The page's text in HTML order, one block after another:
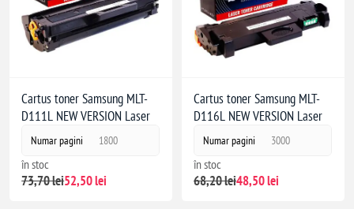
Cartus toner Samsung MLT-
D111L NEW VERSION Laser
Numar pagini 1800
în stoc
73,70 lei52,50 lei
Cartus toner Samsung MLT-
D116L NEW VERSION Laser
Numar pagini 3000
în stoc
68,20 lei48,50 lei